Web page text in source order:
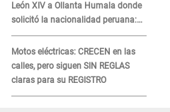
León XIV a Ollanta Humala donde
solicitó la nacionalidad peruana:
"Durante toda..."
Motos eléctricas: CRECEN en las
calles, pero siguen SIN REGLAS
claras para su REGISTRO